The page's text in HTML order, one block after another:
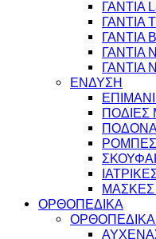
ΓΑΝΤΙΑ
ΓΑΝΤΙΑ
ΓΑΝΤΙΑ
ΓΑΝΤΙΑ
ΓΑΝΤΙΑ
ΕΝΔΥΣΗ
ΠΟΔΙΕΣ
ΡΟΜΠΕΣ
ΟΡΘΟΠΕΔΙΚΑ
ΟΡΘΟΠΕΔΙΚΑ